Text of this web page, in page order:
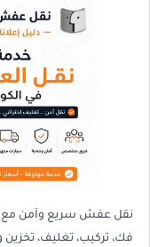
نقل عفش سريع وآمن مع
فك، تركيب، تغليف،